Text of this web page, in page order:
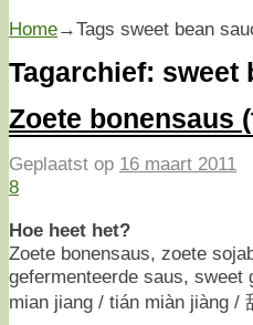
Home→Tags sweet bean
Tagarchief: sweet
Zoete bonensaus
Geplaatst op 16 maart 2011
8
Hoe heet het?
Zoete bonensaus, zoete
gefermenteerde saus, sweet
mian jiang / tián miàn jiàng /